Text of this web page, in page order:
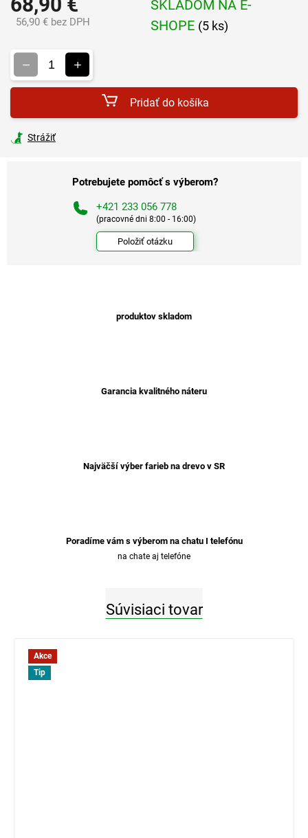
56,90 € bez DPH
SKLADOM NA E-
SHOPE (5 ks)
Pridať do košíka
Strážiť
Potrebujete pomôcť s výberom?
+421 233 056 778
(pracovné dni 8:00 - 16:00)
Položiť otázku
produktov skladom
Garancia kvalitného náteru
Najväčší výber farieb na drevo v SR
Poradíme vám s výberom na chatu I telefónu
na chate aj telefóne
Súvisiaci tovar
Akce
Tip